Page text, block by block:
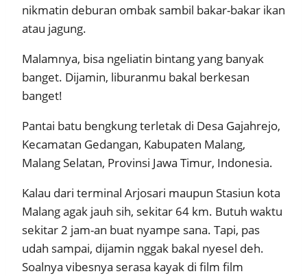
nikmatin deburan ombak sambil bakar-bakar ikan
atau jagung.
Malamnya, bisa ngeliatin bintang yang banyak
banget. Dijamin, liburanmu bakal berkesan
banget!
Pantai batu bengkung terletak di Desa Gajahrejo,
Kecamatan Gedangan, Kabupaten Malang,
Malang Selatan, Provinsi Jawa Timur, Indonesia.
Kalau dari terminal Arjosari maupun Stasiun kota
Malang agak jauh sih, sekitar 64 km. Butuh waktu
sekitar 2 jam-an buat nyampe sana. Tapi, pas
udah sampai, dijamin nggak bakal nyesel deh.
Soalnya vibesnya serasa kayak di film film